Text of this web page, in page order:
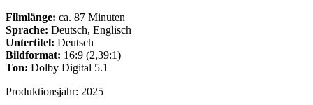
Filmlänge: ca. 87 Minuten
Sprache: Deutsch, Englisch
Untertitel: Deutsch
Bildformat: 16:9 (2,39:1)
Ton: Dolby Digital 5.1
Produktionsjahr: 2025